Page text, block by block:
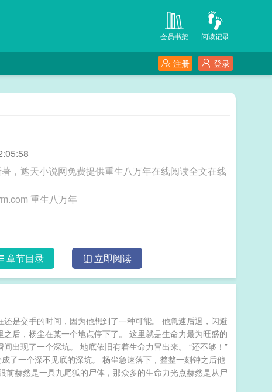
阅读记录
会员书架
登录
注册
，遮天小说网免费提供重生八万年在线阅读全文在线
三秒记住本站：遮天小说网 网址：www.zherm.com 重生八万年
章节目录 立即阅读
是交手的时间，因为他想到了一种可能。 他急速后退，闪避
后，杨尘在某一个地点停下了。 这里就是生命力最为旺盛的
出现了一个深坑。 地底依旧有着生命力冒出来。 “还不够！”
一个深不见底的深坑。 杨尘急速落下，整整一刻钟之后他
赫然是一具九尾狐的尸体，那众多的生命力光点赫然是从尸